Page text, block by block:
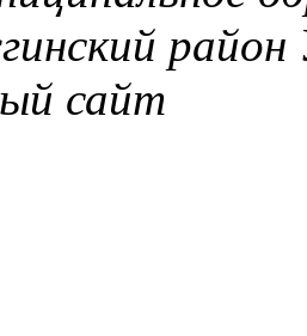
район
сайт